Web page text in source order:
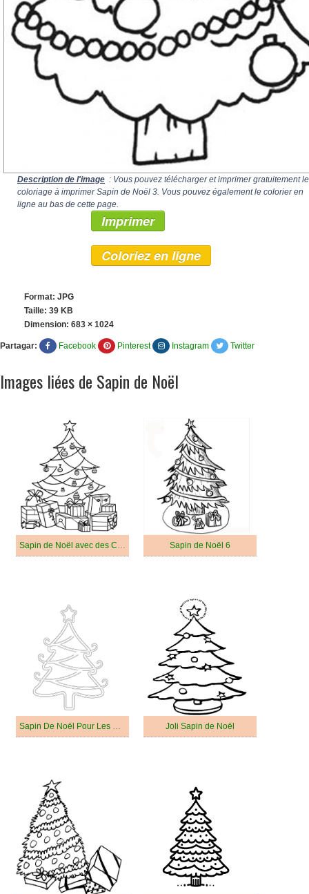
Description de l'image : Vous pouvez télécharger et imprimer gratuitement le
coloriage à imprimer Sapin de Noël 3. Vous pouvez également le colorier en
ligne au bas de cette page.
Imprimer
Coloriez en ligne
Format: JPG
Taille: 39 KB
Dimension: 683 × 1024
Partagar: Facebook Pinterest Instagram Twitter
Images liées de Sapin de Noël
Sapin de Noël avec des Cadeaux Sapin de Noël 6
Sapin De Noël Pour Les Enfants De 3 An Joli Sapin de Noël